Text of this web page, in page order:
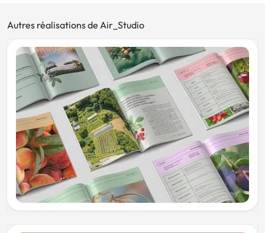
Autres réalisations de Air_Studio